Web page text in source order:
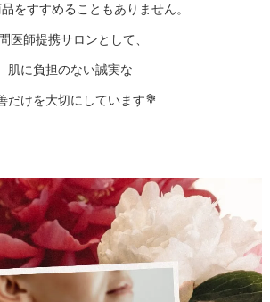
をすすめることもありません。
医師提携サロンとして、
肌に負担のない誠実な
だけを大切にしています💐